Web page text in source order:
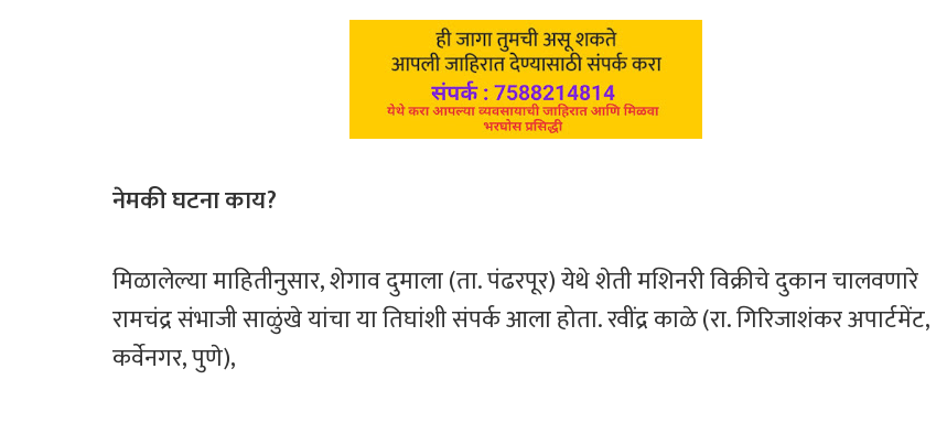
नेमकीघटनाकाय?
मिळालेल्या माहितीनुसार, शेगाव दुमाला (ता. पंढरपूर) येथे शेती मशिनरी विक्रीचे दुकान चालवणारे
रामचंद्र संभाजी साळुंखे यांचा या तिघांशी संपर्क आला होता. रवींद्र काळे (रा. गिरिजाशंकर अपार्टमेंट,
कर्वेनगर, पुणे),